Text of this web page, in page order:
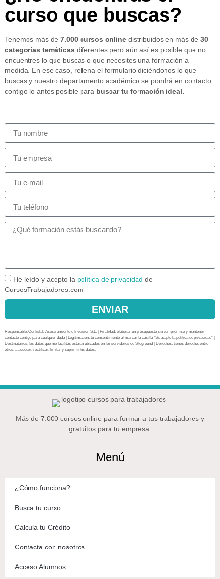
curso que buscas?
Tenemos más de 7.000 cursos online distribuidos en más de 30
categorías temáticas diferentes pero aún así es posible que no
encuentres lo que buscas o que necesites una formación a
medida. En ese caso, rellena el formulario diciéndonos lo que
buscas y nuestro departamento académico se pondrá en contacto
contigo lo antes posible para buscar tu formación ideal.
He leído y acepto la política de privacidad de
CursosTrabajadores.com
ENVIAR
Responsable: Confislab Asesoramiento e Inversión S.L. | Finalidad: elaborar un presupuesto sin compromiso y mantener
contacto contigo para cualquier duda | Legitimación: tu consentimiento al marcar la casilla “Sí, acepto la política de privacidad” |
Destinatarios: los datos que me facilitas estarán ubicados en los servidores de Siteground | Derechos: tienes derecho, entre
otros, a acceder, rectificar, limitar y suprimir tus datos.
Más de 7.000 cursos online para formar a tus trabajadores y
gratuitos para tu empresa.
Menú
¿Cómo funciona?
Busca tu curso
Calcula tu Crédito
Contacta con nosotros
Acceso Alumnos